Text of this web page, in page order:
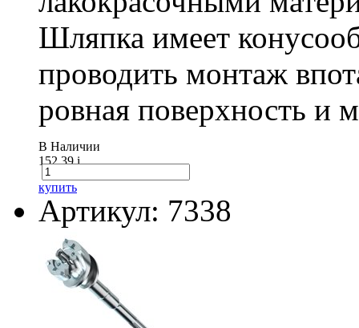
Шляпка имеет
проводить монтаж
ровная поверхность и
В Наличии
152.39i
купить
Артикул: 7338